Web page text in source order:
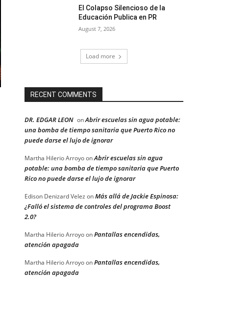
El Colapso Silencioso de la
Educación Publica en PR
August 7, 2026
Load more
RECENT COMMENTS
DR. EDGAR LEON onAbrir escuelas sin agua potable:
una bomba de tiempo sanitaria que Puerto Rico no
puede darse el lujo de ignorar
Martha Hilerio ArroyoonAbrir escuelas sin agua
potable: una bomba de tiempo sanitaria que Puerto
Rico no puede darse el lujo de ignorar
Edison Denizard Velez onMás allá de Jackie Espinosa:
¿Falló el sistema de controles del programa Boost
2.0?
Martha Hilerio ArroyoonPantallas encendidas,
atención apagada
Martha Hilerio ArroyoonPantallas encendidas,
atención apagada